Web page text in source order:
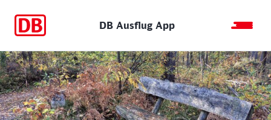
DB Ausflug App